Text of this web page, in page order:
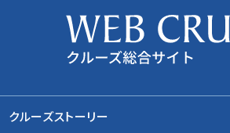
クルーズストーリー